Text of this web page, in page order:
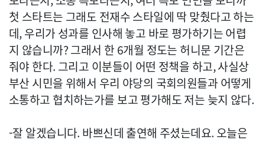
첫 스타트는 그래도 전재수 스타일에 딱 맞췄다고 하는
데, 우리가 성과를 인사해 놓고 바로 평가하기는 어렵
지 않습니까? 그래서 한 6개월 정도는 허니문 기간은
줘야 한다. 그리고 이분들이 어떤 정책을 하고, 사실상
부산 시민을 위해서 우리 야당의 국회의원들과 어떻게
소통하고 협치하는가를 보고 평가해도 저는 늦지 않다.
-잘 알겠습니다. 바쁘신데 출연해 주셨는데요. 오늘은